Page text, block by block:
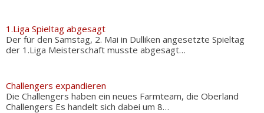
1.Liga Spieltag abgesagt
Der für den Samstag, 2. Mai in Dulliken angesetzte Spieltag
der 1.Liga Meisterschaft musste abgesagt…
Challengers expandieren
Die Challengers haben ein neues Farmteam, die Oberland
Challengers Es handelt sich dabei um 8…